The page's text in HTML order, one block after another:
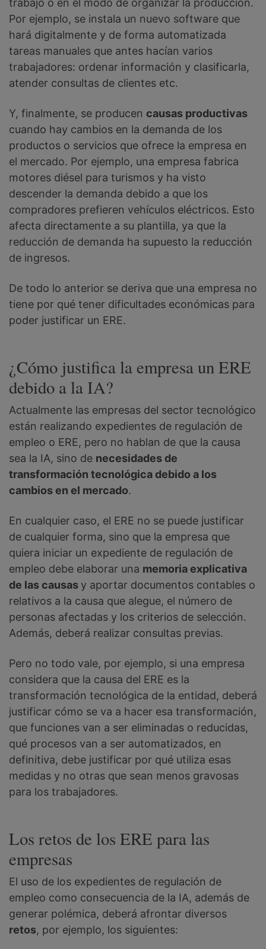
trabajo o en el modo de organizar la producción.
Por ejemplo, se instala un nuevo software que
hará digitalmente y de forma automatizada
tareas manuales que antes hacían varios
trabajadores: ordenar información y clasificarla,
atender consultas de clientes etc.
Y, finalmente, se producen causas productivas
cuando hay cambios en la demanda de los
productos o servicios que ofrece la empresa en
el mercado. Por ejemplo, una empresa fabrica
motores diésel para turismos y ha visto
descender la demanda debido a que los
compradores prefieren vehículos eléctricos. Esto
afecta directamente a su plantilla, ya que la
reducción de demanda ha supuesto la reducción
de ingresos.
De todo lo anterior se deriva que una empresa no
tiene por qué tener dificultades económicas para
poder justificar un ERE.
¿Cómo justifica la empresa un ERE
debido a la IA?
Actualmente las empresas del sector tecnológico
están realizando expedientes de regulación de
empleo o ERE, pero no hablan de que la causa
sea la IA, sino de necesidades de
transformación tecnológica debido a los
cambios en el mercado.
En cualquier caso, el ERE no se puede justificar
de cualquier forma, sino que la empresa que
quiera iniciar un expediente de regulación de
empleo debe elaborar una memoria explicativa
de las causas y aportar documentos contables o
relativos a la causa que alegue, el número de
personas afectadas y los criterios de selección.
Además, deberá realizar consultas previas.
Pero no todo vale, por ejemplo, si una empresa
considera que la causa del ERE es la
transformación tecnológica de la entidad, deberá
justificar cómo se va a hacer esa transformación,
que funciones van a ser eliminadas o reducidas,
qué procesos van a ser automatizados, en
definitiva, debe justificar por qué utiliza esas
medidas y no otras que sean menos gravosas
para los trabajadores.
Los retos de los ERE para las
empresas
El uso de los expedientes de regulación de
empleo como consecuencia de la IA, además de
generar polémica, deberá afrontar diversos
retos, por ejemplo, los siguientes: